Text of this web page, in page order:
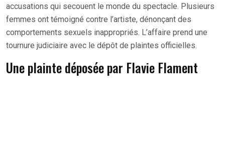
accusations qui secouent le monde du spectacle. Plusieurs
femmes ont témoigné contre l’artiste, dénonçant des
comportements sexuels inappropriés. L’affaire prend une
tournure judiciaire avec le dépôt de plaintes officielles.
Une plainte déposée par Flavie Flament